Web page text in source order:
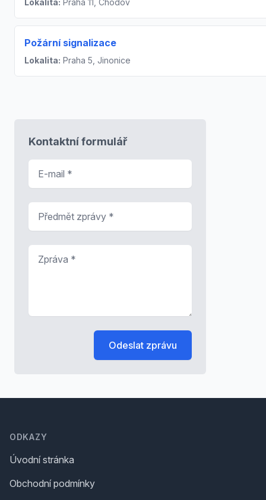
Požární signalizace
Lokalita: Praha 5, Jinonice
Kontaktní formulář
Odeslat zprávu
ODKAZY
Úvodní stránka
Obchodní podmínky